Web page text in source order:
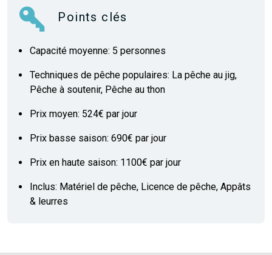
Points clés
Capacité moyenne: 5 personnes
Techniques de pêche populaires: La pêche au jig,
Pêche à soutenir, Pêche au thon
Prix moyen: 524€ par jour
Prix basse saison: 690€ par jour
Prix en haute saison: 1100€ par jour
Inclus: Matériel de pêche, Licence de pêche, Appâts
& leurres